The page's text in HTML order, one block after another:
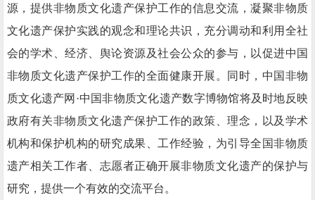
源，提供非物质文化遗产保护工作的信息交流，凝聚非物质
文化遗产保护实践的观念和理论共识，充分调动和利用全社
会的学术、经济、舆论资源及社会公众的参与，以促进中国
非物质文化遗产保护工作的全面健康开展。同时，中国非物
质文化遗产网·中国非物质文化遗产数字博物馆将及时地反映
政府有关非物质文化遗产保护工作的政策、理念，以及学术
机构和保护机构的研究成果、工作经验，为引导全国非物质
遗产相关工作者、志愿者正确开展非物质文化遗产的保护与
研究，提供一个有效的交流平台。